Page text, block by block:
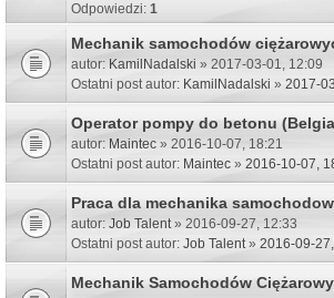
Odpowiedzi: 1
Mechanik samochodów
autor: KamilNadalski » 2017-03-01, 12:09
Ostatni post autor: KamilNadalski » 2017-
Operator pompy do betonu
autor: Maintec » 2016-10-07, 18:21
Ostatni post autor: Maintec » 2016-10-07,
Praca dla mechanika
autor: Job Talent» 2016-09-27, 12:33
Ostatni post autor: Job Talent» 2016-09-
Mechanik Samochodów